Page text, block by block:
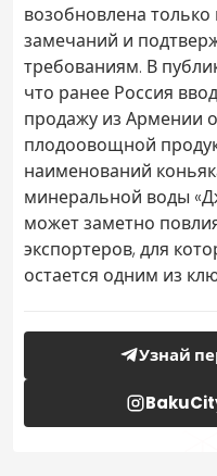
возобновлена только
замечаний и
требованиям. В
что ранее Россия
продажу из Армении
плодоовощной
наименований
минеральной воды
может заметно
экспортеров, для
остается одним из
Узнай